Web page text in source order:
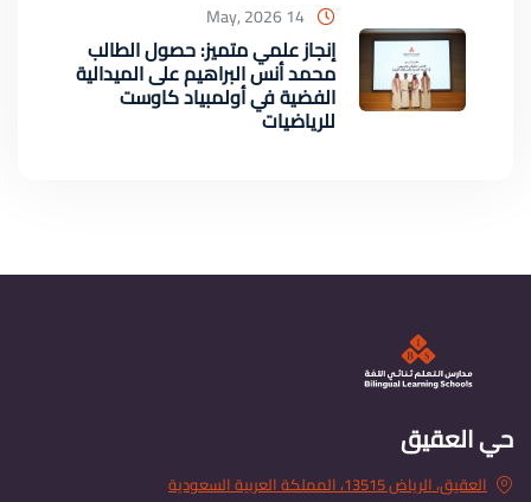
14 May, 2026
إنجاز علمي متميز: حصول الطالب
محمد أنس البراهيم على الميدالية
الفضية في أولمبياد كاوست
للرياضيات
حي العقيق
العقيق، الرياض 13515، المملكة العربية السعودية